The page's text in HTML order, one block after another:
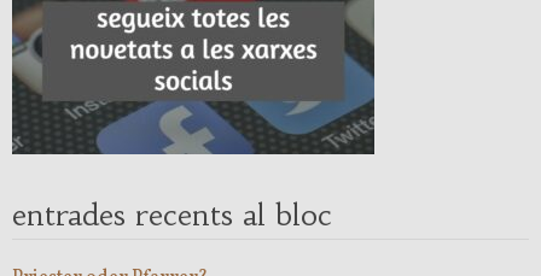
entrades recents al bloc